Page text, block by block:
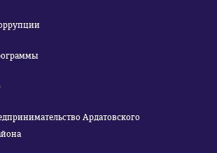
Ардатовского